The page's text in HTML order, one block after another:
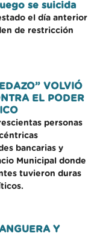
se suicida
el día anterior
de restricción
VOLVIÓ
EL PODER
personas
bancarias y
Municipal donde
tuvieron duras
Y